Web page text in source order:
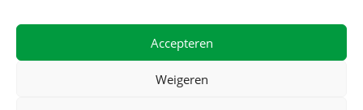
Accepteren
Weigeren
Verzenden